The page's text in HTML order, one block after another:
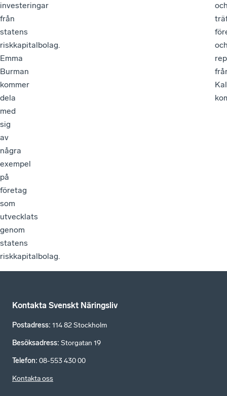
investeringar
från
statens
riskkapitalbolag.
Emma
Burman
kommer
dela
med
sig
av
några
exempel
på
företag
som
utvecklats
genom
statens
riskkapitalbolag.
Kontakta Svenskt Näringsliv
Postadress: 114 82 Stockholm
Besöksadress: Storgatan 19
Telefon: 08-553 430 00
Kontakta oss